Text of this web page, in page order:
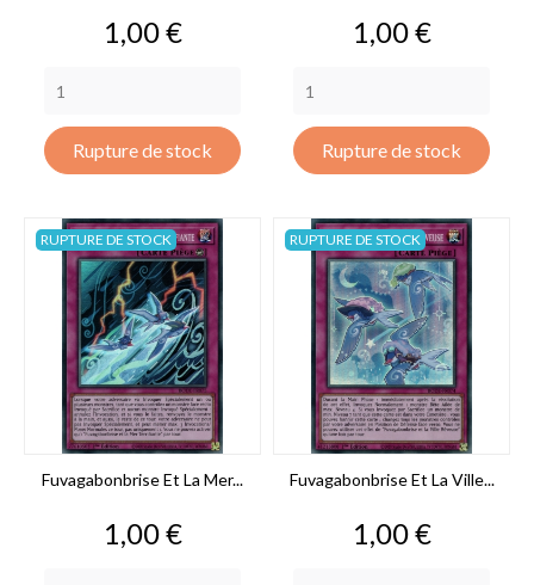
Prix
1,00 €
Rupture de stock
Prix
1,00 €
Rupture de stock
Fuvagabonbrise Et La Mer...
Prix
1,00 €
RUPTURE DE STOCK
Fuvagabonbrise Et La Ville...
Prix
1,00 €
RUPTURE DE STOCK